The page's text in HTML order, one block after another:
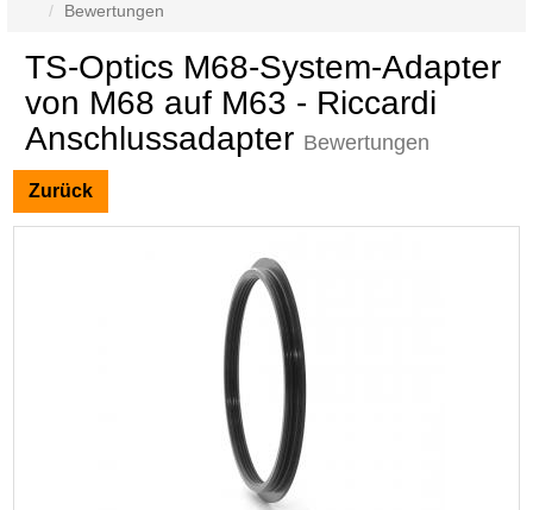
Bewertungen
TS-Optics M68-System-Adapter
von M68 auf M63 - Riccardi
Anschlussadapter Bewertungen
Zurück